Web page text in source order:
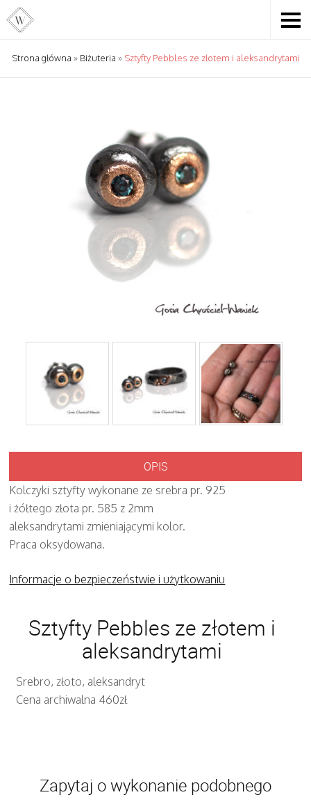
Strona główna » Biżuteria » Sztyfty Pebbles ze złotem i aleksandrytami
OPIS
Kolczyki sztyfty wykonane ze srebra pr. 925
i żółtego złota pr. 585 z 2mm
aleksandrytami zmieniającymi kolor.
Praca oksydowana.
Informacje o bezpieczeństwie i użytkowaniu
Sztyfty Pebbles ze złotem i
aleksandrytami
Srebro, złoto, aleksandryt
Cena archiwalna 460zł
Zapytaj o wykonanie podobnego